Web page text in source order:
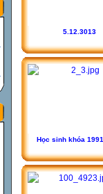
5.12.3013
Học sinh khóa